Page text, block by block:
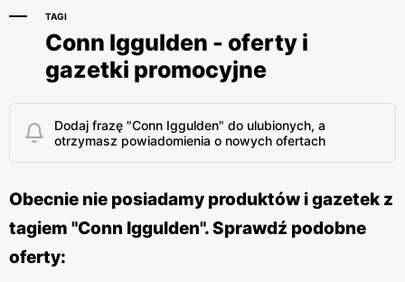
TAGI
Conn Iggulden - oferty i
gazetki promocyjne
Dodaj frazę "Conn Iggulden" do ulubionych, a
otrzymasz powiadomienia o nowych ofertach
Obecnie nie posiadamy produktów i gazetek z
tagiem "Conn Iggulden". Sprawdź podobne
oferty: